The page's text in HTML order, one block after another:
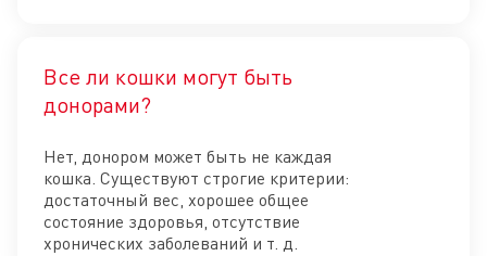
Все ли кошки могут быть
донорами?
Нет, донором может быть не каждая
кошка. Существуют строгие критерии:
достаточный вес, хорошее общее
состояние здоровья, отсутствие
хронических заболеваний и т. д.